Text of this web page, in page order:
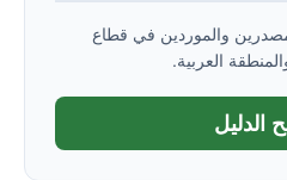
والموردين في قطاع
العربية.
الدليل